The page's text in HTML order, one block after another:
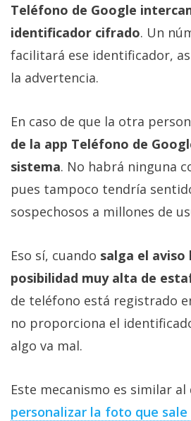
Teléfono de Google
identificador cifrado. Un
facilitará ese identificador,
la advertencia.
En caso de que la otra
de la app Teléfono de
sistema. No habrá ninguna
pues tampoco tendría
sospechosos a millones de
Eso sí, cuando salga el aviso
posibilidad muy alta de
de teléfono está registrado
no proporciona el
algo va mal.
Este mecanismo es similar
personalizar la foto que sale